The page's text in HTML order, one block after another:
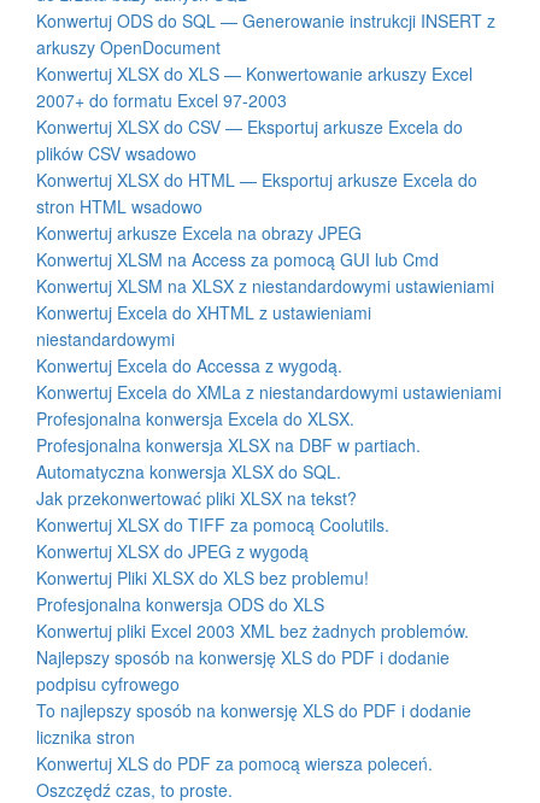
Konwertuj ODS do SQL — Generowanie instrukcji INSERT z
arkuszy OpenDocument
Konwertuj XLSX do XLS — Konwertowanie arkuszy Excel
2007+ do formatu Excel 97-2003
Konwertuj XLSX do CSV — Eksportuj arkusze Excela do
plików CSV wsadowo
Konwertuj XLSX do HTML — Eksportuj arkusze Excela do
stron HTML wsadowo
Konwertuj arkusze Excela na obrazy JPEG
Konwertuj XLSM na Access za pomocą GUI lub Cmd
Konwertuj XLSM na XLSX z niestandardowymi ustawieniami
Konwertuj Excela do XHTML z ustawieniami
niestandardowymi
Konwertuj Excela do Accessa z wygodą.
Konwertuj Excela do XMLa z niestandardowymi ustawieniami
Profesjonalna konwersja Excela do XLSX.
Profesjonalna konwersja XLSX na DBF w partiach.
Automatyczna konwersja XLSX do SQL.
Jak przekonwertować pliki XLSX na tekst?
Konwertuj XLSX do TIFF za pomocą Coolutils.
Konwertuj XLSX do JPEG z wygodą
Konwertuj Pliki XLSX do XLS bez problemu!
Profesjonalna konwersja ODS do XLS
Konwertuj pliki Excel 2003 XML bez żadnych problemów.
Najlepszy sposób na konwersję XLS do PDF i dodanie
podpisu cyfrowego
To najlepszy sposób na konwersję XLS do PDF i dodanie
licznika stron
Konwertuj XLS do PDF za pomocą wiersza poleceń.
Oszczędź czas, to proste.